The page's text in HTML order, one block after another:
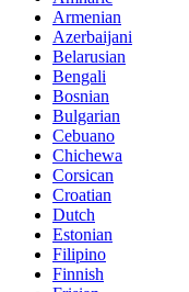
Armenian
Azerbaijani
Belarusian
Bengali
Bosnian
Bulgarian
Cebuano
Chichewa
Corsican
Croatian
Dutch
Estonian
Filipino
Finnish